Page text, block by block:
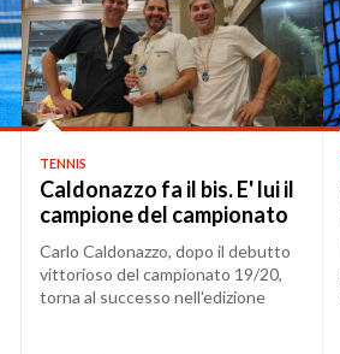
TENNIS
Caldonazzo fa il bis. E' lui il
campione del campionato
di Paddle CSEN 22/23
Carlo Caldonazzo, dopo il debutto
vittorioso del campionato 19/20,
torna al successo nell'edizione